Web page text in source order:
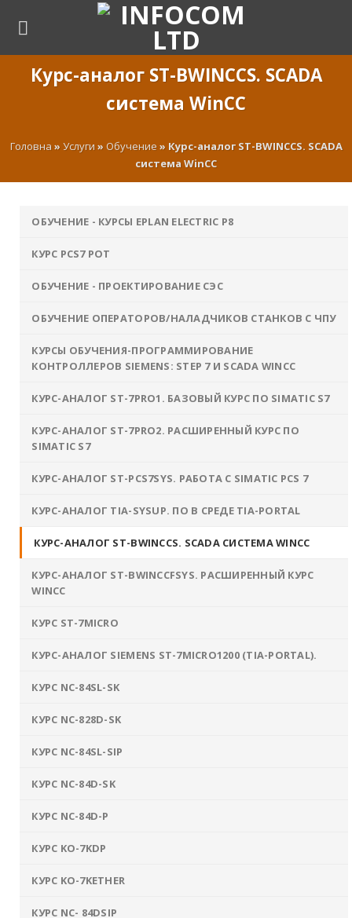
Курс-аналог ST-BWINCCS. SCADA
система WinCC
Головна»Услуги»Обучение» Курс-аналог ST-BWINCCS. SCADA
система WinCC
ОБУЧЕНИЕ - КУРСЫ EPLAN ELECTRIC P8
КУРС PCS7 POT
ОБУЧЕНИЕ - ПРОЕКТИРОВАНИЕ СЭС
ОБУЧЕНИЕ ОПЕРАТОРОВ/НАЛАДЧИКОВ СТАНКОВ С ЧПУ
КУРСЫ ОБУЧЕНИЯ-ПРОГРАММИРОВАНИЕ
КОНТРОЛЛЕРОВ SIEMENS: STEP 7 И SCADA WINCC
КУРС-АНАЛОГ ST-7PRО1. БАЗОВЫЙ КУРС ПО SIMATIC S7
КУРС-АНАЛОГ ST-7PRО2. РАСШИРЕННЫЙ КУРС ПО
SIMATIC S7
КУРС-АНАЛОГ ST-PCS7SYS. РАБОТА С SIMATIC PCS 7
КУРС-АНАЛОГ TIA-SYSUP. ПО В СРЕДЕ TIA-PORTAL
КУРС-АНАЛОГ ST-BWINCCS. SCADA СИСТЕМА WINCC
КУРС-АНАЛОГ ST-BWINCCFSYS. РАСШИРЕННЫЙ КУРС
WINCC
КУРС ST-7MICRO
КУРС-АНАЛОГ SIEMENS ST-7MICRO1200 (TIA-PORTAL).
КУРС NC-84SL-SK
КУРС NC-828D-SK
КУРС NC-84SL-SIP
КУРС NC-84D-SK
КУРС NC-84D-P
КУРС KO-7KDP
КУРС KO-7KETHER
КУРС NC- 84DSIP